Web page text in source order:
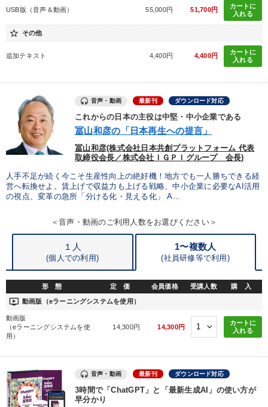
2026年春季全国経営者セミナー収録講演ＣＤ・講演ＤＶＤ・デジ
タル版（音声／動画ストリーミング・ダウンロード）
全国経営者セミナー収録〈売れ筋・人気ランキング〉＆新刊・好
評講話
資産戦略
2025年春季全国経営者セミナー収録講演ＣＤ・講演ＤＶＤ・デジ
タル版（音声／動画ストリーミング・ダウンロード）
発想力を磨きたい
経営を改善したい 販売力を強化したい
キーワード
不動産 マーケティング
USB版（音声＆動画） 55,000円 51,700円
カートに
入れる
star_border その他
追加テキスト 4,400円 4,400円
カートに
入れる
音声・動画 最新刊 ダウンロード対応
これからの日本の主役は中堅・中小企業である
冨山和彦の「日本再生への提言」
冨山和彦(株式会社日本共創プラットフォーム 代表
取締役会長／株式会社ＩＧＰＩグループ 会長)
人手不足が続く今こそ生産性向上の絶好機！地方でも一人勝ちできる経
営へ転換せよ。賃上げで収益力も上げる戦略、中小企業に必要なAI活用
の視点、変革の急所「分ける化・見える化」 A...
＜音声・動画のご利用人数をお選びください＞
１人
(個人での利用)
1〜複数人
(社員研修等で利用)
形 態 定 価 会員価格 受講人数 購 入
ondemand_video 動画版（eラーニングシステムを使用）
動画版
（eラーニングシステムを使
用）
14,300円 14,300円
カートに
入れる
音声・動画 最新刊 ダウンロード対応
3時間で「ChatGPT」と「最新生成AI」の使い方が
早分かり